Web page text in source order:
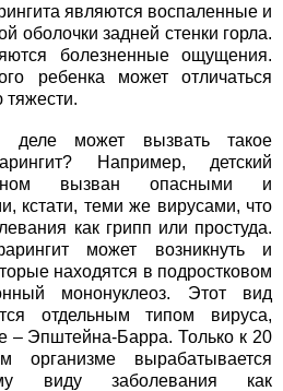
являются воспаленные и
оболочки задней стенки горла.
болезненные ощущения.
ребенка может отличаться
тяжести.
может вызвать такое
Например, детский
вызван опасными и
кстати, теми же вирусами, что
как грипп или простуда.
может возникнуть и
находятся в подростковом
мононуклеоз. Этот вид
отдельным типом вируса,
– Эпштейна-Барра. Только к 20
организме вырабатывается
виду заболевания как